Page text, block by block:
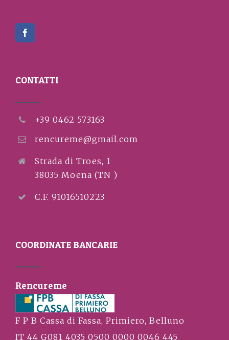
CONTATTI
+39 0462 573163
rencureme@gmail.com
Strada di Troes, 1
38035 Moena (TN )
C.F. 91016510223
COORDINATE BANCARIE
Rencureme
F P B Cassa di Fassa, Primiero, Belluno
IT 44 G081 4035 0500 0000 0046 445